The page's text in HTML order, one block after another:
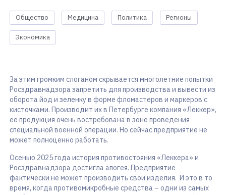
Общество Медицина Политика Регионы
Экономика
За этим громким слоганом скрывается многолетние попытки
Росздравнадзора запретить для производства и вывести из
оборота йод и зеленку в форме фломастеров и маркеров с
кисточками. Производит их в Петербурге компания «Леккер»,
ее продукция очень востребована в зоне проведения
специальной военной операции. Но сейчас предприятие не
может полноценно работать.
Осенью 2025 года история противостояния «Леккера» и
Росздравнадзора достигла апогея. Предприятие
фактически не может производить свои изделия. И это в то
время, когда противомикробные средства – одни из самых